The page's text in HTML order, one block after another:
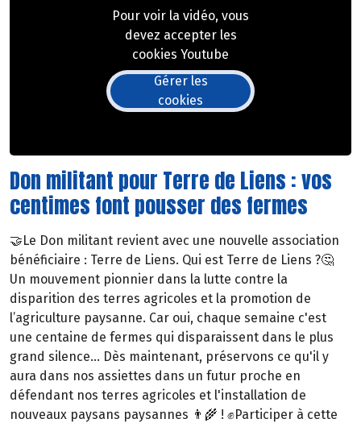
Pour voir la vidéo, vous
devez accepter les
cookies Youtube
Gérer les
cookies
Don militant pour Terre de Liens : vos
centimes font pousser des fermes
🤝Le Don militant revient avec une nouvelle association
bénéficiaire : Terre de Liens. Qui est Terre de Liens ?🤔
Un mouvement pionnier dans la lutte contre la
disparition des terres agricoles et la promotion de
l’agriculture paysanne. Car oui, chaque semaine c'est
une centaine de fermes qui disparaissent dans le plus
grand silence... Dès maintenant, préservons ce qu'il y
aura dans nos assiettes dans un futur proche en
défendant nos terres agricoles et l'installation de
nouveaux paysans paysannes 👨‍🌾 ! ✊Participer à cette